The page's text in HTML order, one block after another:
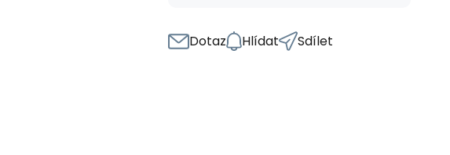
Dotaz Hlídat Sdílet